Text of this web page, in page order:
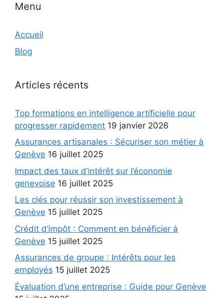
Menu
Accueil
Blog
Articles récents
Top formations en intelligence artificielle pour
progresser rapidement 19 janvier 2026
Assurances artisanales : Sécuriser son métier à
Genève 16 juillet 2025
Impact des taux d’intérêt sur l’économie
genevoise 16 juillet 2025
Les clés pour réussir son investissement à
Genève 15 juillet 2025
Crédit d’impôt : Comment en bénéficier à
Genève 15 juillet 2025
Assurances de groupe : Intérêts pour les
employés 15 juillet 2025
Évaluation d’une entreprise : Guide pour Genève